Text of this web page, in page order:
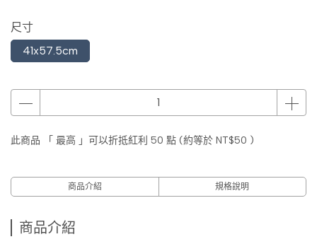
尺寸
41x57.5cm
此商品 「 最高 」可以折抵紅利 50 點 (約等於 NT$50 )
商品介紹 規格說明
商品介紹